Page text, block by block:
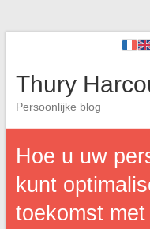
Thury
Persoonlijke blog
Hoe u uw
kunt
toekomst